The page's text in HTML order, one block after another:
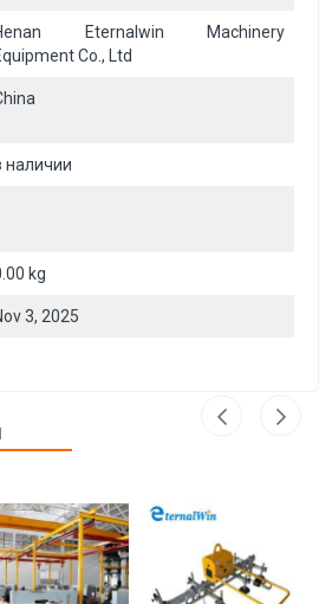
Eternalwin Machinery
Co., Ltd
наличии
kg
3, 2025